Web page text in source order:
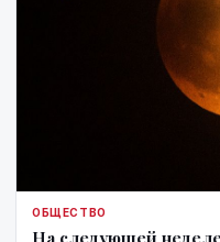
ОБЩЕСТВО